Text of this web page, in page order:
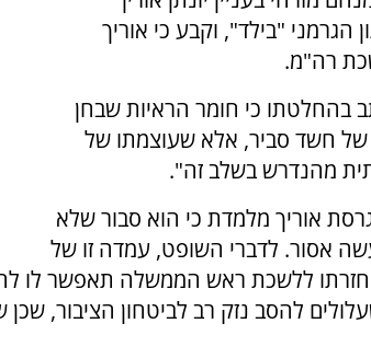
"בילד", וקבע כי אוריך
בהחלטתו כי חומר הראיות שבחן
של חשד סביר, אלא שעוצמתו של
מהנדרש בשלב זה".
אוריך מלמדת כי הוא סבור שלא
אסור. לדברי השופט, עמדה זו של
חזרתו ללשכת ראש הממשלה תאפשר לו
להסב נזק רב לביטחון הציבור,